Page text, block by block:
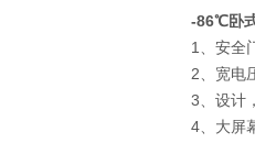
-86℃卧
1、安全
2、宽电
3、设计
4、大屏